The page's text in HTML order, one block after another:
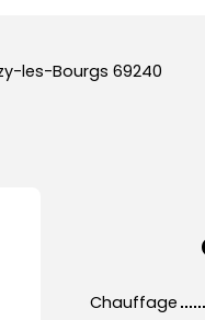
les-Bourgs 69240
Chauffage